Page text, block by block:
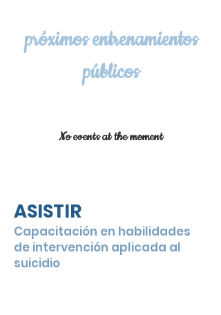
próximos entrenamientos
públicos
No events at the moment
ASISTIR
Capacitación en habilidades
de intervención aplicada al
suicidio